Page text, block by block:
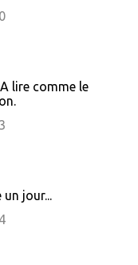
lire comme le
un jour...